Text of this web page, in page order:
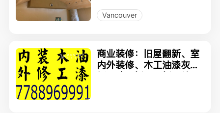
Vancouver
商业装修：旧屋翻新、室
内外装修、木工油漆灰